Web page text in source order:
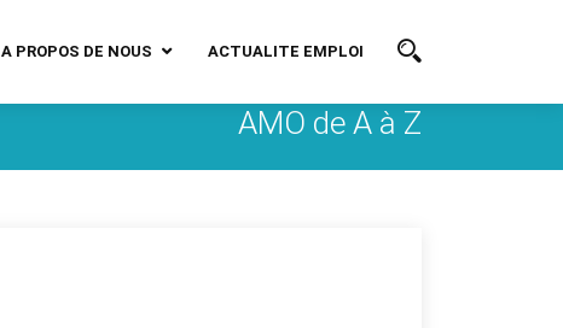
A PROPOS DE NOUS ACTUALITE EMPLOI
AMO de A à Z